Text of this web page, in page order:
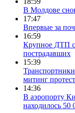
В Молдове
17:47
Впервые за
16:59
Крупное ДТП с
пострадавших
15:39
митинг
14:36
В аэропорту
находилось 50